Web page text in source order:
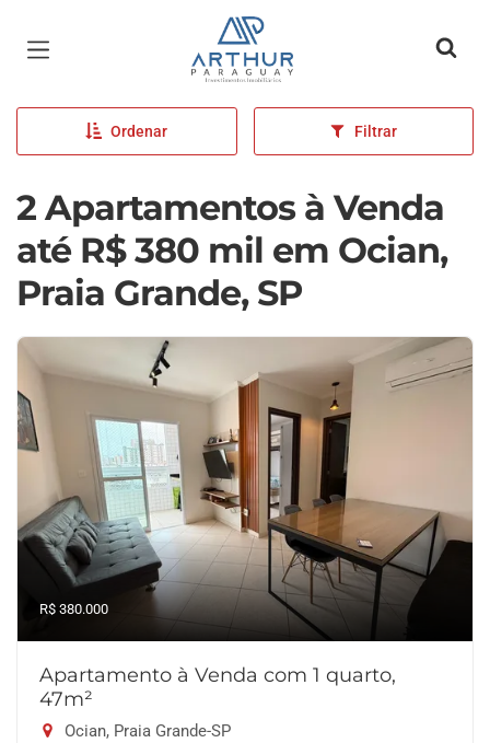
Página inicial
Ordenar Filtrar
2 Apartamentos à Venda
até R$ 380 mil em Ocian,
Praia Grande, SP
R$ 380.000
Apartamento à Venda com 1 quarto,
47m²
Ocian, Praia Grande-SP